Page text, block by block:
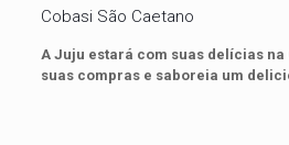
Cobasi São Caetano
A Juju estará com suas delícias na
suas compras e saboreia um